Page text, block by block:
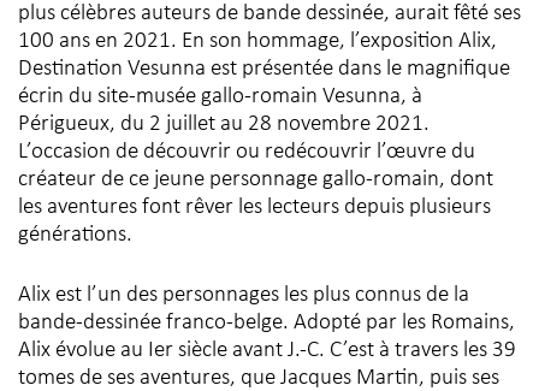
plus célèbres auteurs de bande dessinée, aurait fêté ses
100 ans en 2021. En son hommage, l’exposition Alix,
Destination Vesunna est présentée dans le magnifique
écrin du site-musée gallo-romain Vesunna, à
Périgueux, du 2 juillet au 28 novembre 2021.
L’occasion de découvrir ou redécouvrir l’œuvre du
créateur de ce jeune personnage gallo-romain, dont
les aventures font rêver les lecteurs depuis plusieurs
générations.
Alix est l’un des personnages les plus connus de la
bande-dessinée franco-belge. Adopté par les Romains,
Alix évolue au Ier siècle avant J.-C. C’est à travers les 39
tomes de ses aventures, que Jacques Martin, puis ses